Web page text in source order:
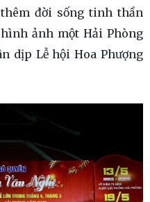
đời sống tinh thần
ảnh một Hải Phòng
dịp Lễ hội Hoa Phượng